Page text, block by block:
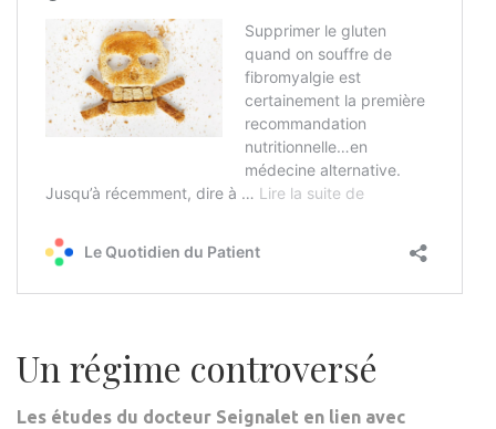
Un régime controversé
Les études du docteur Seignalet en lien avec